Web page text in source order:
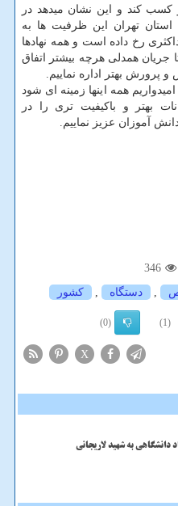
کند و این نشان میدهد در
تهران این ظرفیت ها به
رخ داده است و همه نهادها
جریان همدلی هرچه بیشتر اتفاق
و پرورش بهتر اداره نماییم.
همه اینها زمینه ای شود
بهتر و باکیفیت تری را در
آموزان عزیز نماییم.
346
, دستگاه , كشور
(1)
(0)
X
دانشگاهی به شهید لاریجانی